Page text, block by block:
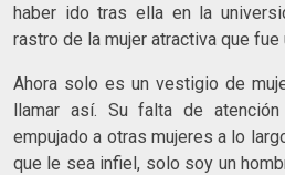
haber ido tras ella en la
rastro de la mujer atractiva que fue
Ahora solo es un vestigio de
llamar así. Su falta de
empujado a otras mujeres a lo
que le sea infiel, solo soy un